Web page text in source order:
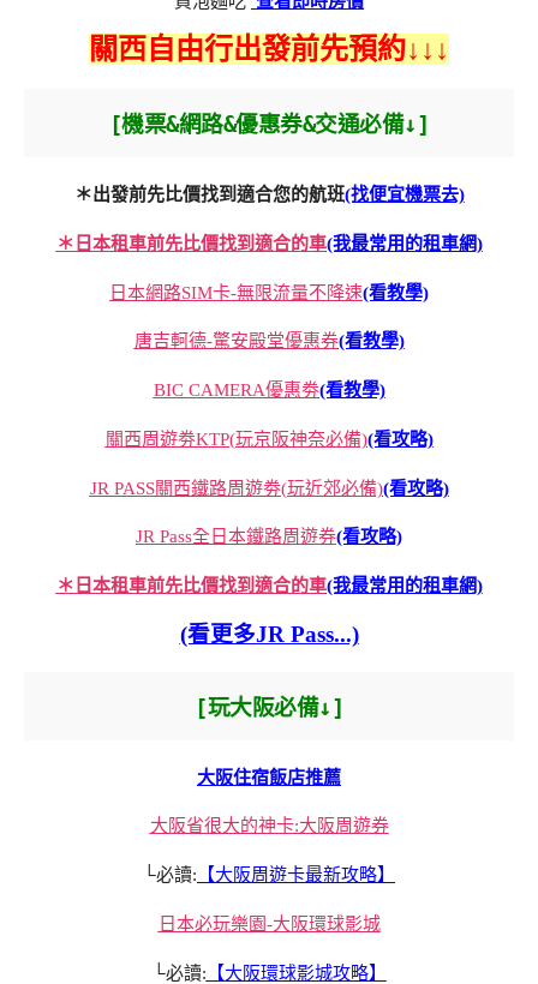
關西自由行出發前先預約↓↓↓
[機票&網路&優惠券&交通必備↓]
＊出發前先比價找到適合您的航班(找便宜機票去)
＊日本租車前先比價找到適合的車(我最常用的租車網)
日本網路SIM卡-無限流量不降速(看教學)
唐吉軻德-驚安殿堂優惠券(看教學)
BIC CAMERA優惠劵(看教學)
關西周遊劵KTP(玩京阪神奈必備)(看攻略)
JR PASS關西鐵路周遊劵(玩近郊必備)(看攻略)
JR Pass全日本鐵路周遊券(看攻略)
＊日本租車前先比價找到適合的車(我最常用的租車網)
(看更多JR Pass...)
[玩大阪必備↓]
大阪住宿飯店推薦
大阪省很大的神卡:大阪周遊券
└必讀: 【大阪周遊卡最新攻略】
日本必玩樂園-大阪環球影城
└必讀: 【大阪環球影城攻略】